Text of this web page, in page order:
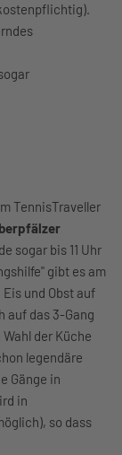
TennisTraveller
sogar bis 11 Uhr
gibt es am
und Obst auf
auf das 3-Gang
der Küche
legendäre
Gänge in
in
so dass